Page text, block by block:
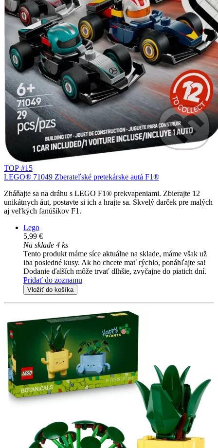
TOP #15
LEGO® 71049 Zberateľské pretekárske autá F1®
Zháňajte sa na dráhu s LEGO F1® prekvapeniami. Zbierajte 12
unikátnych áut, postavte si ich a hrajte sa. Skvelý darček pre malých
aj veľkých fanúšikov F1.
Lego
5,99 €
Na sklade 4 ks
Tento produkt máme síce aktuálne na sklade, máme však už
iba posledné kusy. Ak ho chcete mať rýchlo, ponáhľajte sa!
Dodanie ďalších môže trvať dlhšie, zvyčajne do piatich dní.
Pridať do zoznamu
Vložiť do košíka